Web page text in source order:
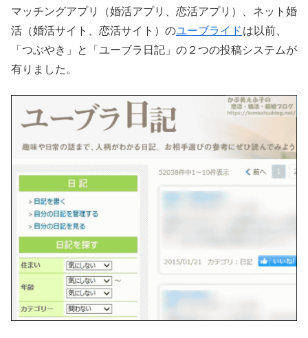
マッチングアプリ（婚活アプリ、恋活アプリ）、ネット婚
活（婚活サイト、恋活サイト）のユーブライド は以前、
「つぶやき」と「ユーブラ日記」の２つの投稿システムが
有りました。